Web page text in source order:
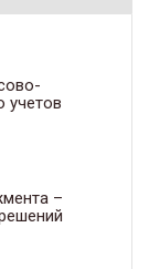
учетов
–